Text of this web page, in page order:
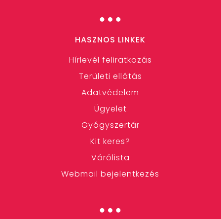
…
HASZNOS LINKEK
Hírlevél feliratkozás
Területi ellátás
Adatvédelem
Ügyelet
Gyógyszertár
Kit keres?
Várólista
Webmail bejelentkezés
…